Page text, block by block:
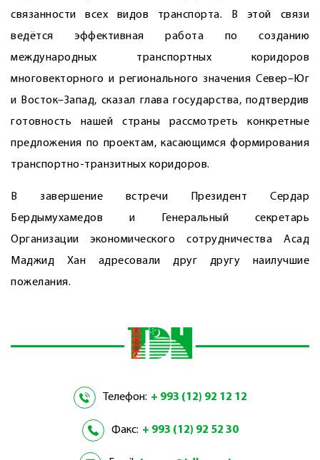
связанности всех видов транспорта. В этой связи
ведётся эффективная работа по созданию
международных транспортных коридоров
многовекторного и регионального значения Север–Юг
и Восток–Запад, сказал глава государства, подтвердив
готовность нашей страны рассмотреть конкретные
предложения по проектам, касающимся формирования
транспортно-транзитных коридоров.
В завершение встречи Президент Сердар
Бердымухамедов и Генеральный секретарь
Организации экономического сотрудничества Асад
Маджид Хан адресовали друг другу наилучшие
пожелания.
Телефон: + 993 (12) 92 12 12
Факс: + 993 (12) 92 52 30